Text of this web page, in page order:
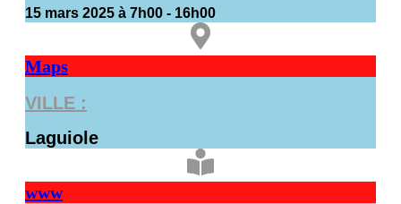
15 mars 2025 à 7h00 - 16h00
Maps
VILLE :
Laguiole
www